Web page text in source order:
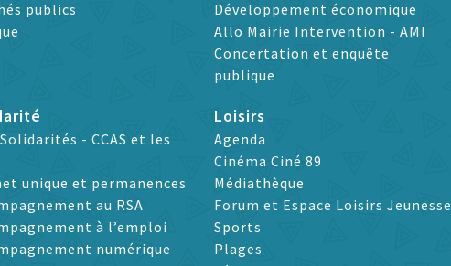
publics
Développement économique
Allo Mairie Intervention - AMI
Concertation et enquête
publique
- CCAS et les
unique et permanences
au RSA
à l’emploi
numérique
Loisirs
Agenda
Cinéma Ciné 89
Médiathèque
Forum et Espace Loisirs Jeunesse
Sports
Plages